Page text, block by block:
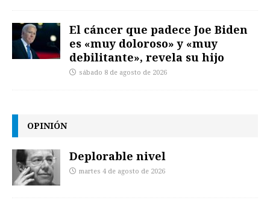
El cáncer que padece Joe Biden
es «muy doloroso» y «muy
debilitante», revela su hijo
sábado 8 de agosto de 2026
OPINIÓN
Deplorable nivel
martes 4 de agosto de 2026